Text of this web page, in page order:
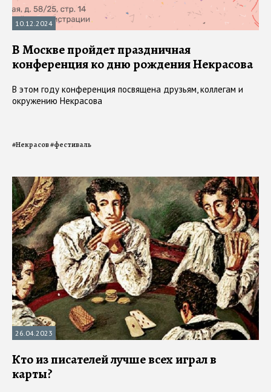
10.12.2024
В Москве пройдет праздничная
конференция ко дню рождения Некрасова
В этом году конференция посвящена друзьям, коллегам и
окружению Некрасова
#Некрасов#фестиваль
26.04.2023
Кто из писателей лучше всех играл в
карты?